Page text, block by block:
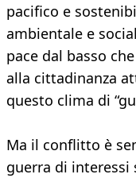
pacifico e
ambientale e
pace dal basso
alla cittadinanza
questo clima di
Ma il conflitto è
guerra di interessi